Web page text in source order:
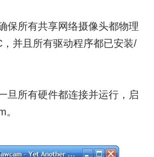
保所有共享网络摄像头都物理
并且所有驱动程序都已安装/
旦所有硬件都连接并运行，启
。